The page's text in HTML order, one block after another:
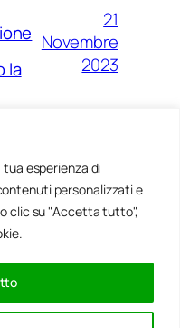
tua esperienza di
personalizzati e
clic su "Accetta tutto",
la
21
Novembre
2023
a Agosto
2023
Gennaio